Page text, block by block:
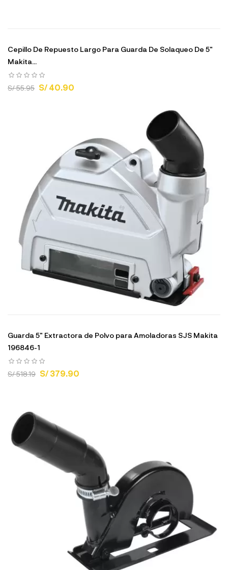
Cepillo De Repuesto Largo Para Guarda De Solaqueo De 5"
Makita...
S/ 55.95 S/ 40.90
Guarda 5" Extractora de Polvo para Amoladoras SJS Makita
196846-1
S/ 518.19 S/ 379.90